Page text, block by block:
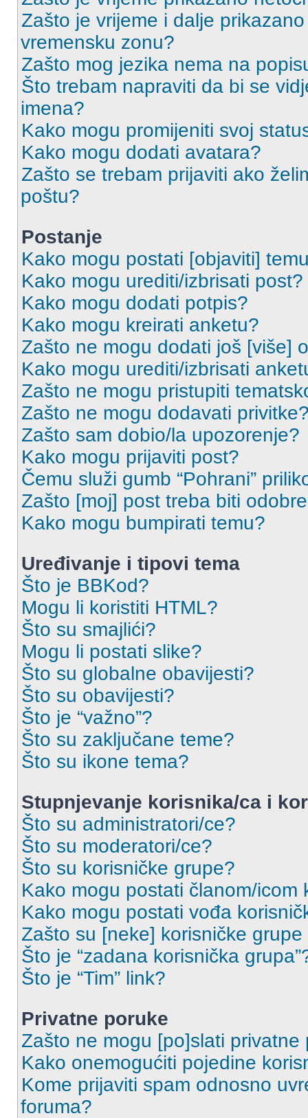
Zašto je vrijeme i dalje
vremensku zonu?
Zašto mog jezika nema na
Što trebam napraviti da bi se
imena?
Kako mogu promijeniti svoj
Kako mogu dodati avatara?
Zašto se trebam prijaviti ako
poštu?
Postanje
Kako mogu postati [objaviti]
Kako mogu urediti/izbrisati post?
Kako mogu dodati potpis?
Kako mogu kreirati anketu?
Zašto ne mogu dodati još [više]
Kako mogu urediti/izbrisati
Zašto ne mogu pristupiti
Zašto ne mogu dodavati
Zašto sam dobio/la upozorenje?
Kako mogu prijaviti post?
Čemu služi gumb “Pohrani”
Zašto [moj] post treba biti
Kako mogu bumpirati temu?
Uređivanje i tipovi tema
Što je BBKod?
Mogu li koristiti HTML?
Što su smajlići?
Mogu li postati slike?
Što su globalne obavijesti?
Što su obavijesti?
Što je “važno”?
Što su zaključane teme?
Što su ikone tema?
Stupnjevanje korisnika/ca i
Što su administratori/ce?
Što su moderatori/ce?
Što su korisničke grupe?
Kako mogu postati članom/icom
Kako mogu postati vođa
Zašto su [neke] korisničke
Što je “zadana korisnička
Što je “Tim” link?
Privatne poruke
Zašto ne mogu [po]slati privatne
Kako onemogućiti pojedine
Kome prijaviti spam odnosno
foruma?